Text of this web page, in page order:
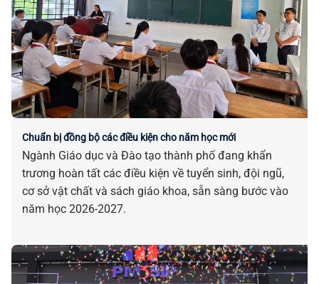
Chuẩn bị đồng bộ các điều kiện cho năm học mới
Ngành Giáo dục và Đào tạo thành phố đang khẩn
trương hoàn tất các điều kiện về tuyển sinh, đội ngũ,
cơ sở vật chất và sách giáo khoa, sẵn sàng bước vào
năm học 2026-2027.